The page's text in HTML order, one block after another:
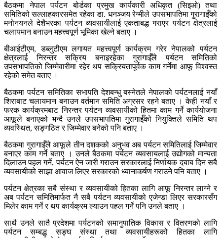
बैठकमा नेपाल पर्यटन बोर्डका प्रमुख कार्यकारी अधिकृत (सिइओ) तथा
समितिको सल्लाहकारसमेत रहेका डा. धनञ्जय रेग्मीले उपसभापतिमा गुरागाईँको
मनोनयनले देशैभरका पर्यटन व्यवसायीलाई एकताबद्ध गराएर पर्यटन क्षेत्रलाई
चलायमान बनाउन महत्त्वपूर्ण भूमिका खेल्ने बताए ।
बीआईटीएम, डब्लुटीएम लगायत महत्त्वपूर्ण कार्यक्रम गरेर नेपालको पर्यटन
क्षेत्रलाई निरन्तर सक्रिय बनाइरहेका गुरागाईँले पर्यटन समितिको
उपसभापतिको जिम्मेवारीमा रहेर थप सक्रियतापूर्वक काम गर्नेमा आफू विश्वस्त
रहेको समेत बताए ।
बैठकमा पर्यटन समितिका सभापति देशबन्धु बस्नेतले नेपालको पर्यटनलाई नयाँ
शिराबाट चलायमान बनाउन वर्तमान समिति अग्रसर रहने बताए । केही नयाँ र
फरक कार्यक्रमबाट निरन्तर पर्यटन व्यवसायीको हितमा काम गर्ने कार्ययोजना
आफूले बनाएको भन्दै उनले उपसभापतिमा गुरागाईँको नियुक्तिले समिति थप
व्यवस्थित, सङ्गठित र जिम्मेवार बनेको पनि बताए ।
बैठकमा गुरागाईँले आफूले तीन दशकको अनुभव अब पर्यटन समितिलाई जिम्मेवार
बनाएर काम गर्ने बताए । उनले बैठकमा पर्यटन व्यवसायलाई उद्योगको मान्यता
दिलाउन पहल गर्ने, पर्यटन ऐन जारी गराउन सरकारलाई निर्णायक दबाब दिन सबै
व्यवसायीको साझा आवाज लिएर सरकारको ध्यानाकर्षण गराउने पनि बताए ।
पर्यटन क्षेत्रका सबै संस्था र व्यवसायीको हितका लागि आफू निरन्तर लाग्ने र
अब पर्यटन समितिमार्फत नै सबै पर्यटन व्यवसायीको एजेन्डा लिएर सरकारसँग
मिलेर काम गर्ने र थप कार्यक्रम ल्याउन पहल गर्ने पनि उनले बताए ।
साथै उनले सातै प्रदेशमा पर्यटनको समानुपातिक विकास र वितरणको लागि
पर्यटन सम्बद्ध सङ्घ संस्था तथा व्यवसायीहरूको हितका लागि